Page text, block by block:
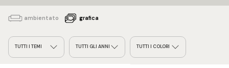
TUTTI I TEMI TUTTI GLI ANNI TUTTI I COLORI
ambientato grafica